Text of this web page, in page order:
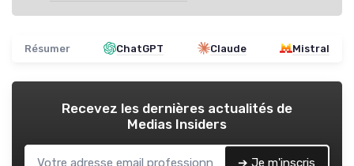
Résumer ChatGPT Claude Mistral
Recevez les dernières actualités de
Medias Insiders
➔ Je m'inscris